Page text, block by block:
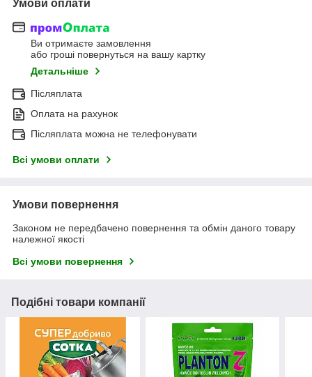
Умови оплати
Ви отримаєте замовлення
або гроші повернуться на вашу картку
Детальніше
Післяплата
Оплата на рахунок
Післяплата можна не телефонувати
Всі умови оплати
Умови повернення
Законом не передбачено повернення та обмін даного товару
належної якості
Всі умови повернення
Подібні товари компанії